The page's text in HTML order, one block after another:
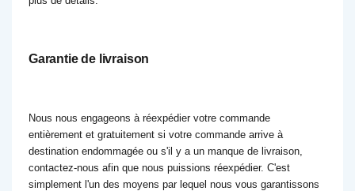
Garantie de livraison
Nous nous engageons à réexpédier votre commande
entièrement et gratuitement si votre commande arrive à
destination endommagée ou s'il y a un manque de livraison,
contactez-nous afin que nous puissions réexpédier. C'est
simplement l'un des moyens par lequel nous vous garantissons